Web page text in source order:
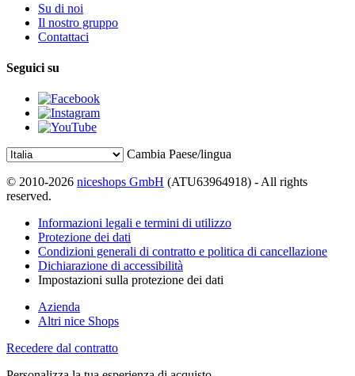
Su di noi
Il nostro gruppo
Contattaci
Seguici su
Cambia Paese/lingua
© 2010-2026 niceshops GmbH (ATU63964918) - All rights
reserved.
Informazioni legali e termini di utilizzo
Protezione dei dati
Condizioni generali di contratto e politica di cancellazione
Dichiarazione di accessibilità
Impostazioni sulla protezione dei dati
Azienda
Altri nice Shops
Recedere dal contratto